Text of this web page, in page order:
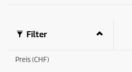
Filter
Preis (CHF)